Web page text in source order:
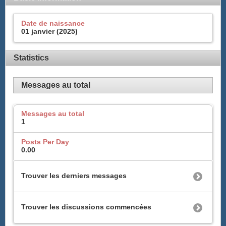
Date de naissance
01 janvier (2025)
Statistics
Messages au total
Messages au total
1
Posts Per Day
0.00
Trouver les derniers messages
Trouver les discussions commencées